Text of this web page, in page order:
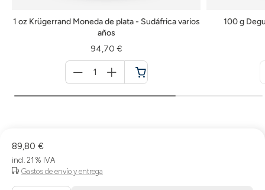
1 oz Krügerrand Moneda de plata - Sudáfrica varios
años
94,70 €
für
Cesta
de
100 g
89,80 €
incl. 21 % IVA
Gastos de envío y entrega